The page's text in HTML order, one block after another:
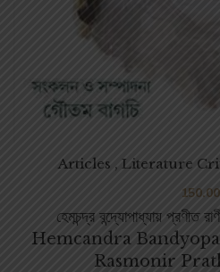
হেমচন্দ্র বন্দ্যোপাধ্যায় প্রণীত
Hemcandra
Rasmonir
Articles , Literature
150.00